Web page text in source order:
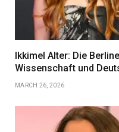
Ikkimel Alter: Die
Wissenschaft und
MARCH 26, 2026